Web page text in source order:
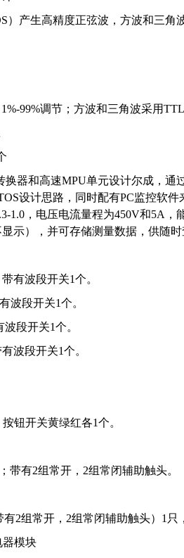
）产生高精度正弦波，方波和三角
99%调节；方波和三角波采用TTL
换器和高速MPU单元设计尔成，通
设计思路，同时配有PC监控软
1.0，电压电流量程为450V和5A，
示），并可存储测量数据，供随时
有波段开关1个。
波段开关1个。
段开关1个。
波段开关1个。
钮开关黄绿红各1个。
带有2组常开，2组常闭辅助触头。
2组常开，2组常闭辅助触头）1只
器模块